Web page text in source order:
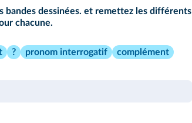
bandes dessinées. et remettez les différents
chacune.
? pronom interrogatif
complément